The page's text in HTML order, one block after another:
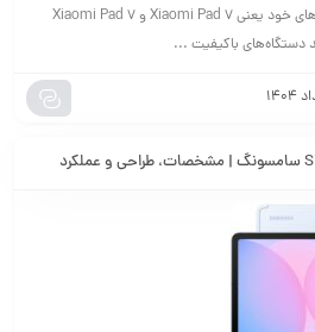
شیائومی، با ارائه سری جدید تبلت‌های خود یعنی Xiaomi Pad 7 و Xiaomi Pad 7